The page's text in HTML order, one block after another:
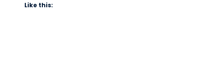
Like this: